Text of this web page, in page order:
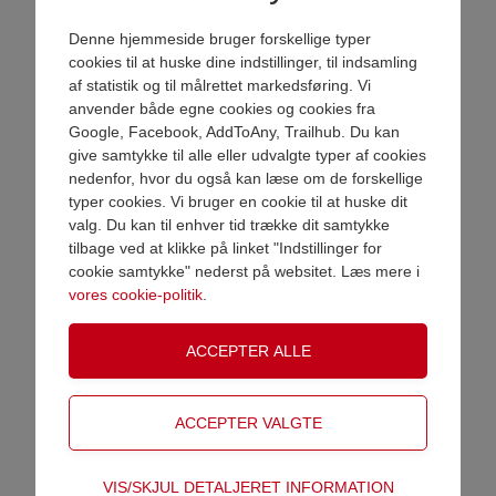
sig ud på præmiebordet. Denne
model kommer med låg og giver
mulighed for et valgfrit sports motiv
eller eget logo.
Pokalen står stabilt på en klassisk
sokkel, som kan graveres med navn,
titel eller begivenhed – en flot og
personlig afslutning, der fremhæver
enhver præstation.
Jasper er oplagt som præmie ved
man ønsker en klassisk pokal med
Kommer også uden låg - se dem
herNyheder
Vælg motiv
VAREN ER NU LAGT I KURV
Shop videre Gå til betaling
Denne hjemmeside bruger forskellige typer
cookies til at huske dine indstillinger, til indsamling
af statistik og til målrettet markedsføring. Vi
anvender både egne cookies og cookies fra
Google, Facebook, AddToAny, Trailhub. Du kan
give samtykke til alle eller udvalgte typer af cookies
nedenfor, hvor du også kan læse om de forskellige
typer cookies. Vi bruger en cookie til at huske dit
valg. Du kan til enhver tid trække dit samtykke
tilbage ved at klikke på linket "Indstillinger for
cookie samtykke" nederst på websitet. Læs mere i
vores cookie-politik
Teknisk
VIS/SKJUL DETALJERET INFORMATION